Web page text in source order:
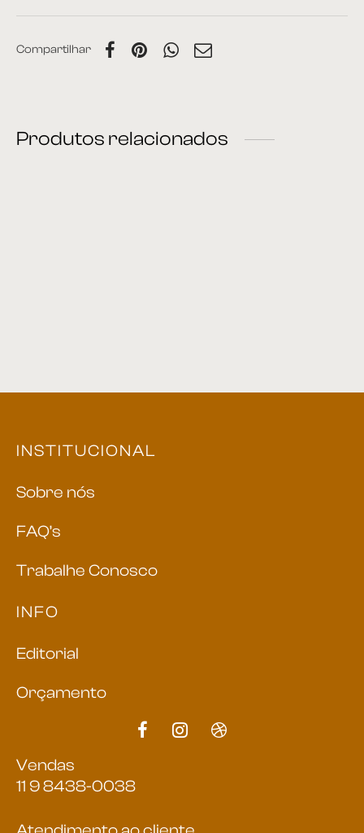
Compartilhar
Produtos relacionados
INSTITUCIONAL
Sobre nós
FAQ’s
Trabalhe Conosco
INFO
Editorial
Orçamento
Vendas
11 9 8438-0038